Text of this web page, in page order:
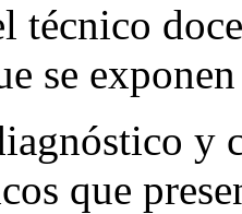
técnico
se
y
que